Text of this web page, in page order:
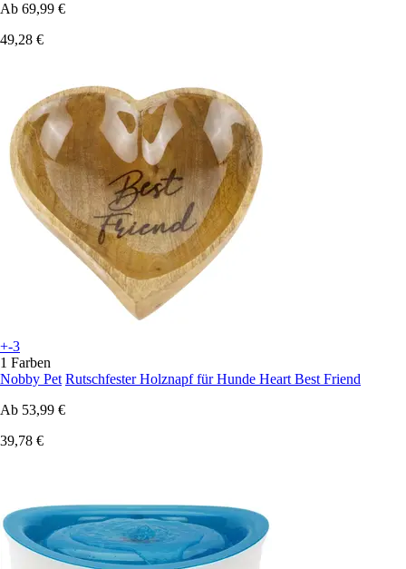
Ab 69,99 €
49,28 €
+-3
1 Farben
Nobby Pet Rutschfester Holznapf für Hunde Heart Best Friend
Ab 53,99 €
39,78 €